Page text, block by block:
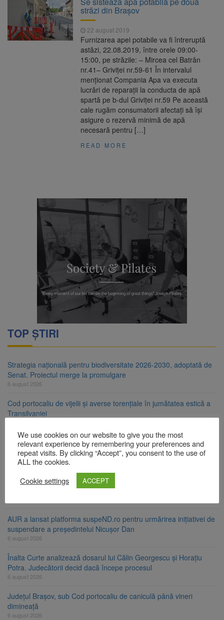
Ormeniș
6 august 2026
AUR a lansat platforma
suspeND.ro pentru urmărirea inițiativei de
suspendare a președintelui Nicușor Dan
6 august 2026
Înalta Curte analizează
dosarul lui Călin Georgescu și Horațiu Potra.
Judecătorii decid dacă începe procesul
Strategia națională pentru
biodiversitate 2026-2030, adoptată de Senat.
Proiectul merge la promulgare
străzi din Brașov
22 august 2019
Furnizarea apei potabile va fi întreruptă
astăzi, 22.08.2019, între orele 09:00-
15:00, pe străzile: – Mircea cel Batrân
nr.41– Griviței nr.59-61 În intervalul
menţionat Compania Apa va executa
lucrări de reparații la conducta de apă
spartă pe b-dul Griviței nr.59 Pe această
cale rugăm consumatorii afectaţi să îşi
asigure o rezervă minimă de apă
necesară pentru […]
READ MORE
TOP ȘTIRI
Strategia națională pentru biodiversitate 2026-2030, adoptată de
Senat. Proiectul merge la promulgare
6 august 2026
Cod portocaliu de vijelii și averse torențiale în jumătatea estică a
Transilvaniei
Bărbat din Victoria, reținut după ce și-ar fi agresat soția de două
ori în câteva zile
6 august 2026
Urmele atelajului i-au condus pe polițiști la cioate. Bărbat prins în
AUR a lansat platforma suspeND.ro pentru urmărirea inițiativei de
suspendare a președintelui Nicușor Dan
6 august 2026
Înalta Curte analizează dosarul lui Călin Georgescu și Horațiu
Potra. Judecătorii decid dacă începe procesul
6 august 2026
Județul Brașov, sub Cod portocaliu de caniculă până vineri
dimineață
6 august 2026
We use cookies on our website to give you the most
relevant experience by remembering your preferences and
repeat visits. By clicking “Accept”, you consent to the use of
ALL the cookies.
Cookie settings
ACCEPT